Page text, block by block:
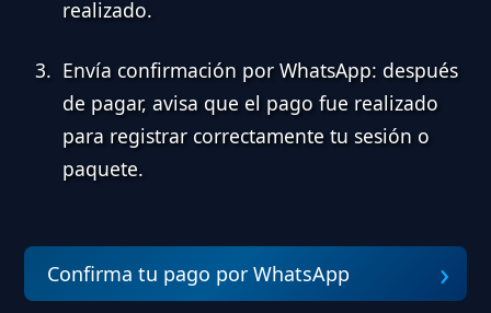
realizado.
Envía confirmación por WhatsApp: después
de pagar, avisa que el pago fue realizado
para registrar correctamente tu sesión o
paquete.
Confirma tu pago por WhatsApp